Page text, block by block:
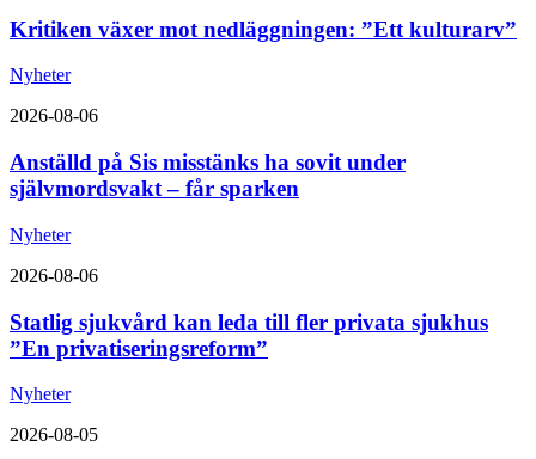
Kritiken växer mot nedläggningen: ”Ett kulturarv”
Nyheter
2026-08-06
Anställd på Sis misstänks ha sovit under
självmordsvakt – får sparken
Nyheter
2026-08-06
Statlig sjukvård kan leda till fler privata sjukhus
”En privatiseringsreform”
Nyheter
2026-08-05